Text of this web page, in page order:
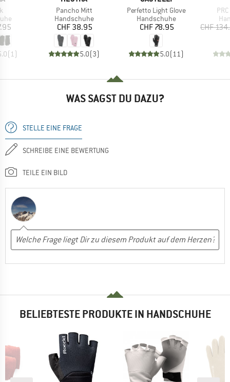
(1 )
Artikel
Pancho Mitt
Produktgruppe
Handschuhe
Preis
CHF 38.95
5.0(3)
Artikel
Perfetto Light Glove
Produktgruppe
Handschuhe
Preis
CHF 78.95
5.0(11 )
CHF
WAS SAGST DU DAZU?
STELLE EINE FRAGE
SCHREIBE EINE BEWERTUNG
TEILE EIN BILD
BELIEBTESTE PRODUKTE IN HANDSCHUHE